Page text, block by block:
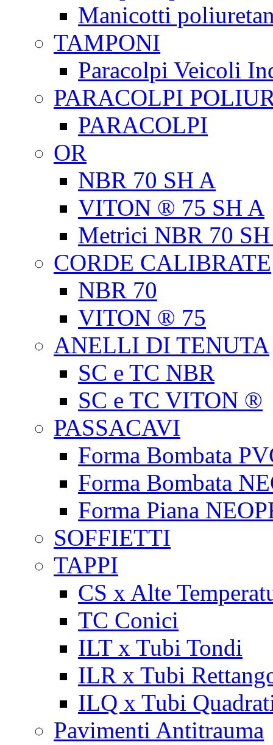
Manicotti
TAMPONI
Paracolpi Veicoli
PARACOLPI
PARACOLPI
OR
NBR 70 SH A
VITON ® 75 SH A
Metrici NBR 70
CORDE CALIBRATE
NBR 70
VITON ® 75
ANELLI DI TENUTA
SC e TC NBR
SC e TC VITON ®
PASSACAVI
Forma Bombata
Forma Bombata
Forma Piana
SOFFIETTI
TAPPI
CS x Alte
TC Conici
ILT x Tubi Tondi
ILR x Tubi
ILQ x Tubi
Pavimenti Antitrauma